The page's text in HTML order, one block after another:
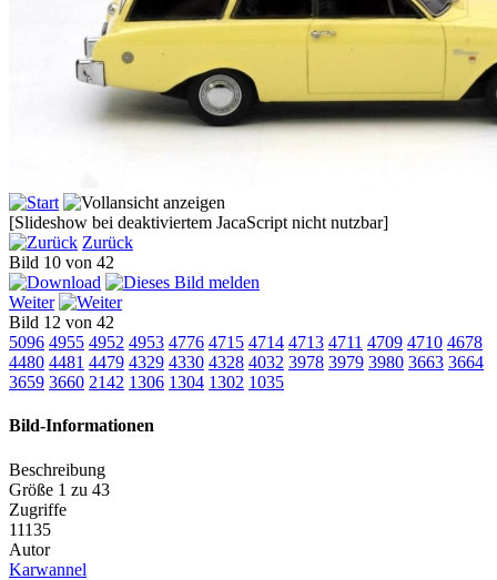
[Slideshow bei deaktiviertem JacaScript nicht nutzbar]
Zurück
Bild 10 von 42
Weiter
Bild 12 von 42
5096 4955 4952 4953 4776 4715 4714 4713 4711 4709 4710 4678
4480 4481 4479 4329 4330 4328 4032 3978 3979 3980 3663 3664
3659 3660 2142 1306 1304 1302 1035
Bild-Informationen
Beschreibung
Größe 1 zu 43
Zugriffe
11135
Autor
Karwannel